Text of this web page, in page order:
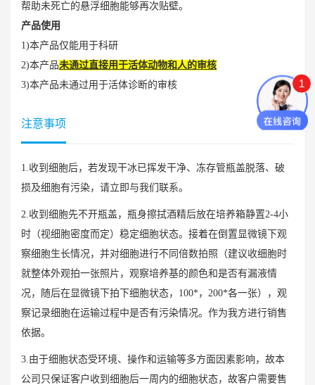
帮助未死亡的悬浮细胞能够再次贴壁。
产品使用
1)本产品仅能用于科研
2)本产品未通过直接用于活体动物和人的审核
3)本产品未通过用于活体诊断的审核
注意事项
1.收到细胞后，若发现干冰已挥发干净、冻存管瓶盖脱落、破
损及细胞有污染，请立即与我们联系。
2.收到细胞先不开瓶盖，瓶身擦拭酒精后放在培养箱静置2-4小
时（视细胞密度而定）稳定细胞状态。接着在倒置显微镜下观
察细胞生长情况，并对细胞进行不同倍数拍照（建议收细胞时
就整体外观拍一张照片，观察培养基的颜色和是否有漏液情
况，随后在显微镜下拍下细胞状态，100*，200*各一张），观
察记录细胞在运输过程中是否有污染情况。作为我方进行销售
依据。
3.由于细胞状态受环境、操作和运输等多方面因素影响，故本
公司只保证客户收到细胞后一周内的细胞状态，故客户需要售
1